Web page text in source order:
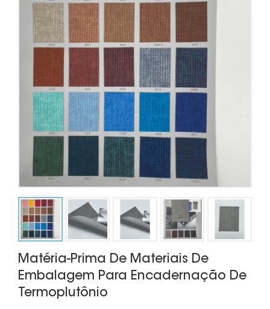
Matéria-Prima De Materiais De
Embalagem Para Encadernação De
Termoplutônio